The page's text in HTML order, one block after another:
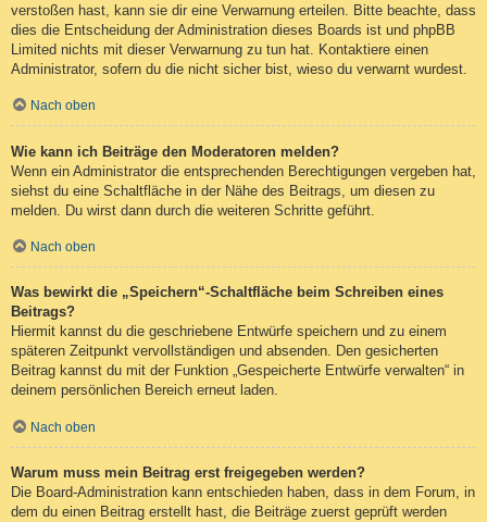
verstoßen hast, kann sie dir eine Verwarnung erteilen. Bitte beachte, dass
dies die Entscheidung der Administration dieses Boards ist und phpBB
Limited nichts mit dieser Verwarnung zu tun hat. Kontaktiere einen
Administrator, sofern du die nicht sicher bist, wieso du verwarnt wurdest.
Nach oben
Wie kann ich Beiträge den Moderatoren melden?
Wenn ein Administrator die entsprechenden Berechtigungen vergeben hat,
siehst du eine Schaltfläche in der Nähe des Beitrags, um diesen zu
melden. Du wirst dann durch die weiteren Schritte geführt.
Nach oben
Was bewirkt die „Speichern“-Schaltfläche beim Schreiben eines
Beitrags?
Hiermit kannst du die geschriebene Entwürfe speichern und zu einem
späteren Zeitpunkt vervollständigen und absenden. Den gesicherten
Beitrag kannst du mit der Funktion „Gespeicherte Entwürfe verwalten“ in
deinem persönlichen Bereich erneut laden.
Nach oben
Warum muss mein Beitrag erst freigegeben werden?
Die Board-Administration kann entschieden haben, dass in dem Forum, in
dem du einen Beitrag erstellt hast, die Beiträge zuerst geprüft werden